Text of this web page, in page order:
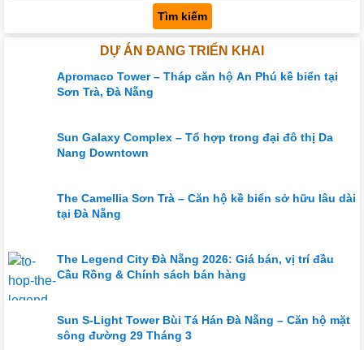
Tìm kiếm
DỰ ÁN ĐANG TRIỂN KHAI
Apromaco Tower – Tháp căn hộ An Phú kề biển tại
Sơn Trà, Đà Nẵng
Sun Galaxy Complex – Tổ hợp trong đại đô thị Da
Nang Downtown
The Camellia Sơn Trà – Căn hộ kề biển sở hữu lâu dài
tại Đà Nẵng
The Legend City Đà Nẵng 2026: Giá bán, vị trí đầu
Cầu Rồng & Chính sách bán hàng
Sun S-Light Tower Bùi Tá Hán Đà Nẵng – Căn hộ mặt
sông đường 29 Tháng 3